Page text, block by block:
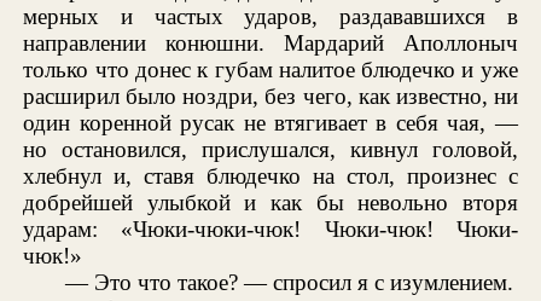
мерных и частых ударов, раздававшихся в
направлении конюшни. Мардарий Аполлоныч
только что донес к губам налитое блюдечко и уже
расширил было ноздри, без чего, как известно, ни
один коренной русак не втягивает в себя чая, —
но остановился, прислушался, кивнул головой,
хлебнул и, ставя блюдечко на стол, произнес с
добрейшей улыбкой и как бы невольно вторя
ударам: «Чюки-чюки-чюк! Чюки-чюк! Чюки-
чюк!»
— Это что такое? — спросил я с изумлением.